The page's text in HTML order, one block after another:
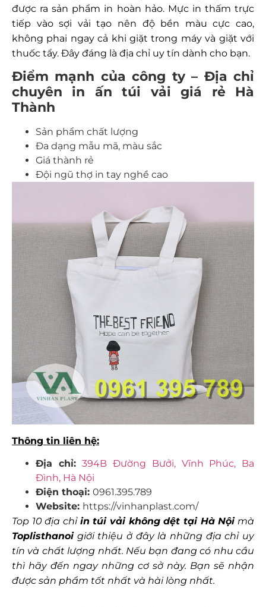
được ra sản phẩm in hoàn hảo. Mực in thấm trực
tiếp vào sợi vải tạo nên độ bền màu cực cao,
không phai ngay cả khi giặt trong máy và giặt với
thuốc tẩy. Đây đáng là địa chỉ uy tín dành cho bạn.
Điểm mạnh của công ty – Địa chỉ
chuyên in ấn túi vải giá rẻ Hà
Thành
Sản phẩm chất lượng
Đa dạng mẫu mã, màu sắc
Giá thành rẻ
Đội ngũ thợ in tay nghề cao
Thông tin liên hệ:
Địa chỉ:394B Đường Bưởi, Vĩnh Phúc, Ba
Đình, Hà Nội
Điện thoại: 0961.395.789
Website: https://vinhanplast.com/
Top 10 địa chỉ in túi vải không dệt tại Hà Nộimà
Toplisthanoigiới thiệu ở đây là những địa chỉ uy
tín và chất lượng nhất. Nếu bạn đang có nhu cầu
thì hãy đến ngay những cơ sở này. Bạn sẽ nhận
được sản phẩm tốt nhất và hài lòng nhất.